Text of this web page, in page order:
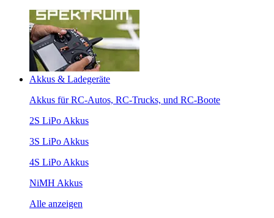
Akkus & Ladegeräte
Akkus für RC-Autos, RC-Trucks, und RC-Boote
2S LiPo Akkus
3S LiPo Akkus
4S LiPo Akkus
NiMH Akkus
Alle anzeigen